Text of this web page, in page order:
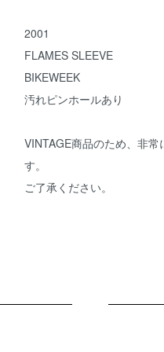
2001
FLAMES SLEEVE
BIKEWEEK
汚れピンホールあり
VINTAGE商品のため、非
す。
ご了承ください。